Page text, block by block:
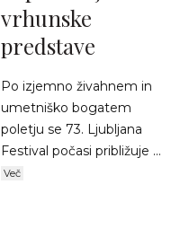
vrhunske
predstave
Po izjemno živahnem in
umetniško bogatem
poletju se 73. Ljubljana
Festival počasi približuje ...
Več